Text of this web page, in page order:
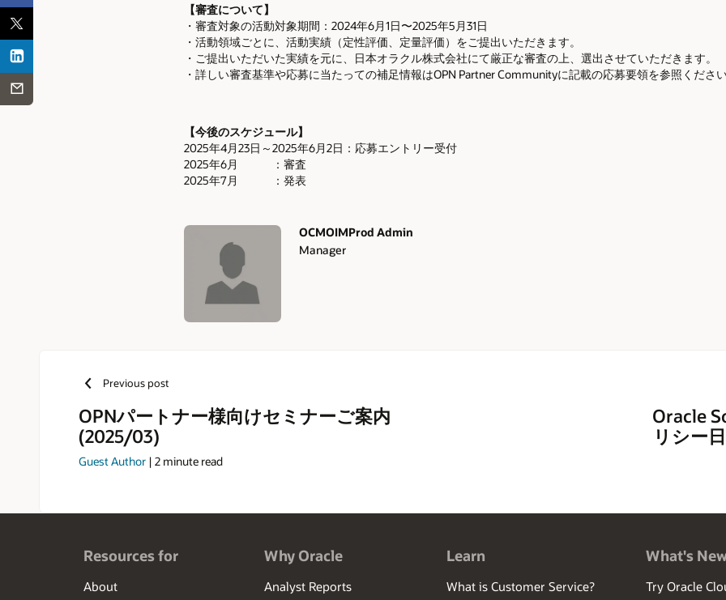
【審査について】
・審査対象の活動対象期間：2024年6月1日〜2025年5月31日
・活動領域ごとに、活動実績（定性評価、定量評価）をご提出いただきます。
・ご提出いただいた実績を元に、日本オラクル株式会社にて厳正な審査の上、選出させていただきます。
・詳しい審査基準や応募に当たっての補足情報はOPN Partner Communityに記載の応募要領を参照ください
【今後のスケジュール】
2025年4月23日～2025年6月2日：応募エントリー受付
2025年6月 ：審査
2025年7月 ：発表
Authors
OCMOIMProd Admin
Manager
Previous post
OPNパートナー様向けセミナーご案内
(2025/03)
Guest Author | 2 minute read
Oracle
リシー
Resources for
About
Why Oracle
Analyst Reports
Learn
What is Customer Service?
What's
Try Oracle